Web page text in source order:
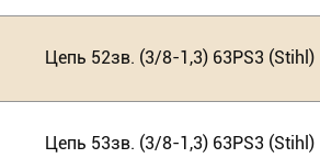
Цепь 52зв. (3/8-1,3) 63PS3 (Stihl)
Цепь 53зв. (3/8-1,3) 63PS3 (Stihl)